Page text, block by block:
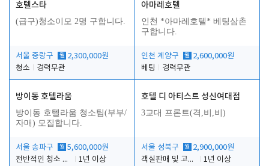
호텔스타
(급구)청소이모 2명 구합니다.
서울 중랑구 월 2,300,000원
청소
경력무관
아마레호텔
인천 *아마레호텔* 베팅삼촌
구합니다.
인천 계양구 월 2,600,000원
베팅
경력무관
방이동 호텔라움
방이동 호텔라움 청소팀(부부/
자매) 모집합니다.
서울 송파구 월 5,600,000원
전반적인 청소 업무(객실청소.객실정리)
1년 이상
호텔 디 아티스트 성신여대점
3교대 프론트(격,비,비)
서울 성북구 월 2,900,000원
객실판매 및 고객응대
1년 이상